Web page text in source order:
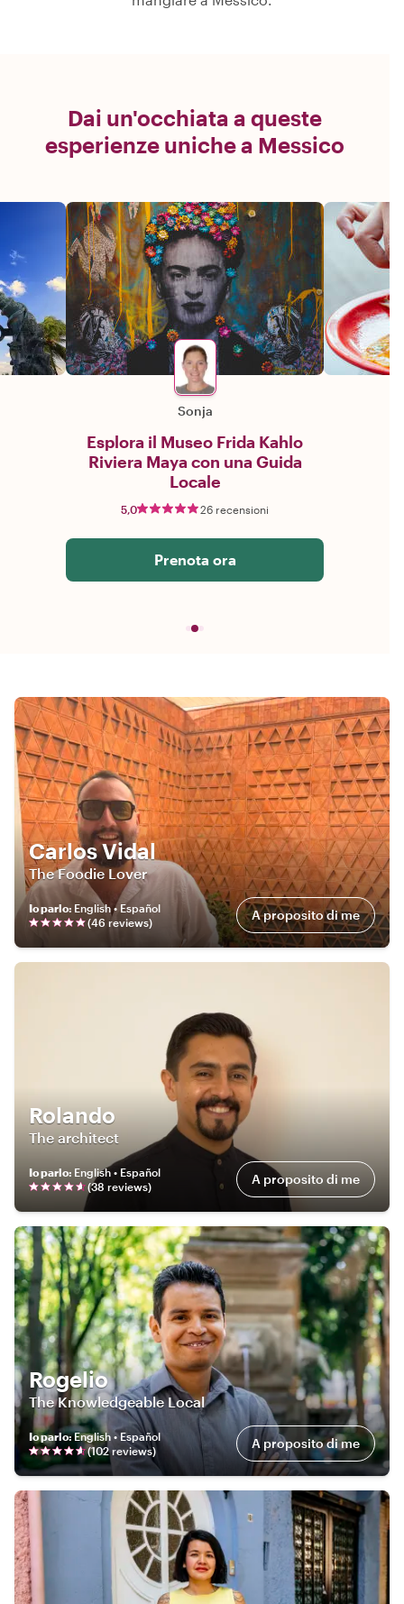
Dai un'occhiata a queste
esperienze uniche a Messico
Sonja
Esplora il Museo Frida Kahlo
Riviera Maya con una Guida
Locale
5,0 26 recensioni
Prenota ora
Carlos Vidal
The Foodie Lover
Io parlo: English • Español
(46 reviews) A proposito di me
Rolando
The architect
Io parlo: English • Español
(38 reviews) A proposito di me
Rogelio
The Knowledgeable Local
Io parlo:English • Español
(102reviews) A proposito di me